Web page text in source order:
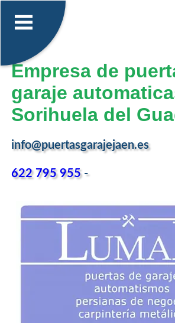
Empresa de
garaje
Sorihuela del
info@puertasgarajejaen.es
622 795 955-